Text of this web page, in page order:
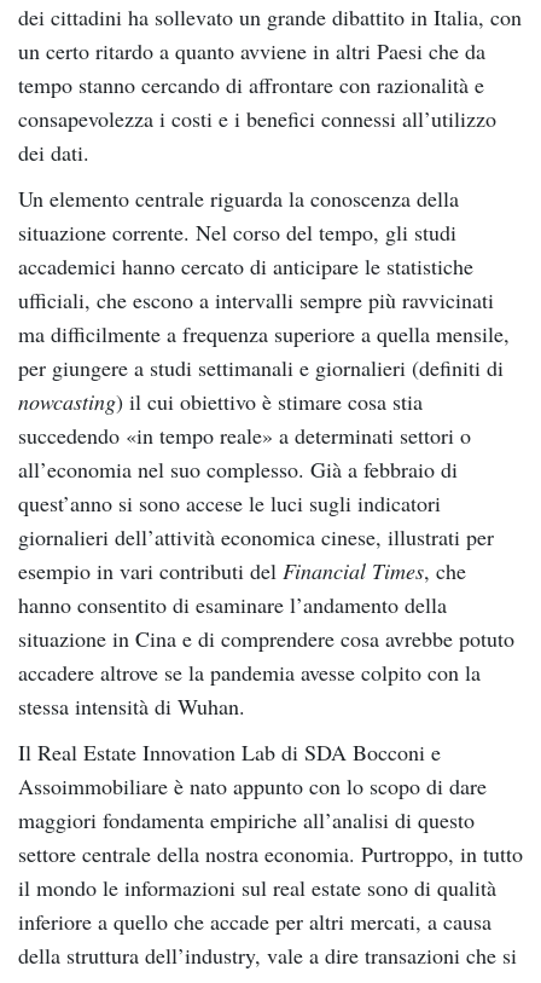
dei cittadini ha sollevato un grande dibattito in Italia, con
un certo ritardo a quanto avviene in altri Paesi che da
tempo stanno cercando di affrontare con razionalità e
consapevolezza i costi e i benefici connessi all’utilizzo
dei dati.
Un elemento centrale riguarda la conoscenza della
situazione corrente. Nel corso del tempo, gli studi
accademici hanno cercato di anticipare le statistiche
ufficiali, che escono a intervalli sempre più ravvicinati
ma difficilmente a frequenza superiore a quella mensile,
per giungere a studi settimanali e giornalieri (definiti di
nowcasting) il cui obiettivo è stimare cosa stia
succedendo «in tempo reale» a determinati settori o
all’economia nel suo complesso. Già a febbraio di
quest’anno si sono accese le luci sugli indicatori
giornalieri dell’attività economica cinese, illustrati per
esempio in vari contributi del Financial Times, che
hanno consentito di esaminare l’andamento della
situazione in Cina e di comprendere cosa avrebbe potuto
accadere altrove se la pandemia avesse colpito con la
stessa intensità di Wuhan.
Il Real Estate Innovation Lab di SDA Bocconi e
Assoimmobiliare è nato appunto con lo scopo di dare
maggiori fondamenta empiriche all’analisi di questo
settore centrale della nostra economia. Purtroppo, in tutto
il mondo le informazioni sul real estate sono di qualità
inferiore a quello che accade per altri mercati, a causa
della struttura dell’industry, vale a dire transazioni che si